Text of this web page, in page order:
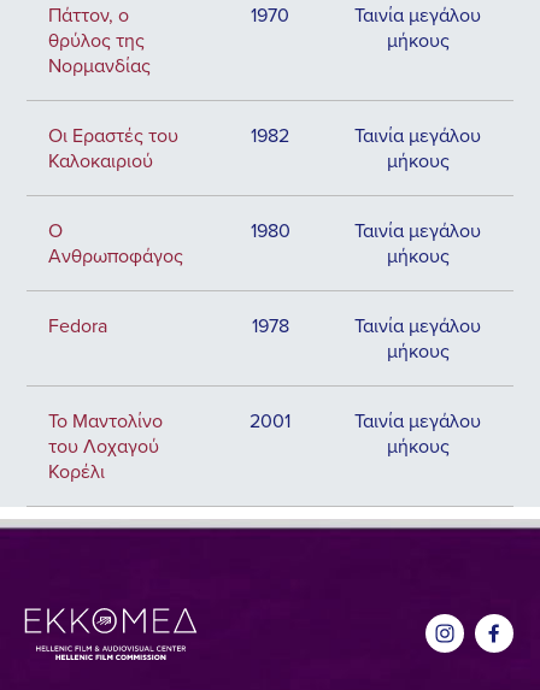
Πάττον, ο
θρύλος της
Νορμανδίας
1970
Ταινία μεγάλου
μήκους
Οι Εραστές του
Καλοκαιριού
1982
Ταινία μεγάλου
μήκους
Ο
Ανθρωποφάγος
1980
Ταινία μεγάλου
μήκους
Fedora 1978
Ταινία μεγάλου
μήκους
Το Μαντολίνο
του Λοχαγού
Κορέλι
2001
Ταινία μεγάλου
μήκους